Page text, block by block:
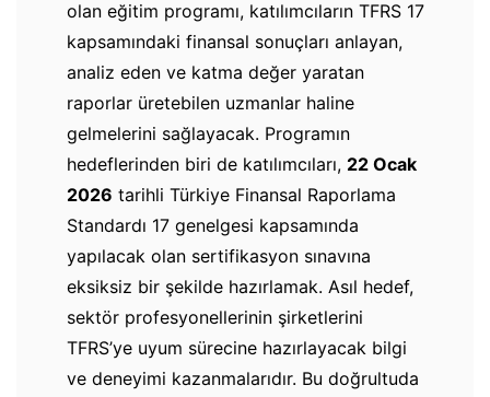
olan eğitim programı, katılımcıların TFRS 17
kapsamındaki finansal sonuçları anlayan,
analiz eden ve katma değer yaratan
raporlar üretebilen uzmanlar haline
gelmelerini sağlayacak. Programın
hedeflerinden biri de katılımcıları, 22 Ocak
2026 tarihli Türkiye Finansal Raporlama
Standardı 17 genelgesi kapsamında
yapılacak olan sertifikasyon sınavına
eksiksiz bir şekilde hazırlamak. Asıl hedef,
sektör profesyonellerinin şirketlerini
TFRS’ye uyum sürecine hazırlayacak bilgi
ve deneyimi kazanmalarıdır. Bu doğrultuda